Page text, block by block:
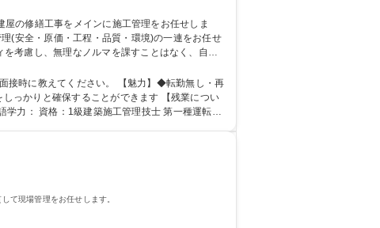
考慮し、無理なノルマを課すことはなく、自分
築施工
っかりと確保することができます 【残業につい
て現場管理をお任せします。